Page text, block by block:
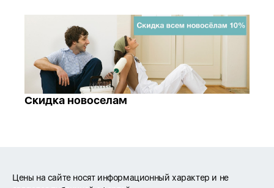
Скидка новоселам
Цены на сайте носят информационный характер и не